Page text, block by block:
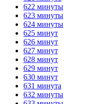
622 минуты
623 минуты
624 минуты
625 минут
626 минут
627 минут
628 минут
629 минут
630 минут
631 минута
632 минуты